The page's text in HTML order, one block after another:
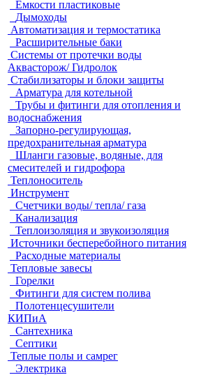
Емкости пластиковые
Дымоходы
Автоматизация и термостатика
Расширительные баки
Системы от протечки воды
Аквасторож/ Гидролок
Стабилизаторы и блоки защиты
Арматура для котельной
Трубы и фитинги для отопления и
водоснабжения
Запорно-регулирующая,
предохранительная арматура
Шланги газовые, водяные, для
смесителей и гидрофора
Теплоноситель
Инструмент
Счетчики воды/ тепла/ газа
Канализация
Теплоизоляция и звукоизоляция
Источники бесперебойного питания
Расходные материалы
Тепловые завесы
Горелки
Фитинги для систем полива
Полотенцесушители
КИПиА
Сантехника
Септики
Теплые полы и самрег
Электрика